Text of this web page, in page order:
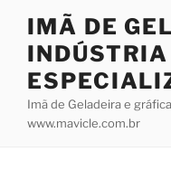
conteúdo
IMÃ DE
Imã de Geladeira e
www.mavicle.com.br